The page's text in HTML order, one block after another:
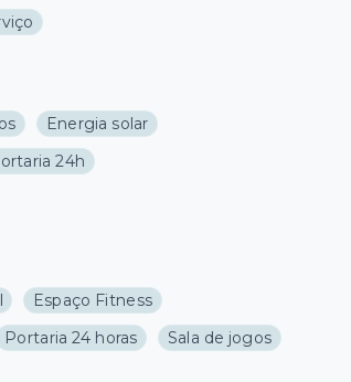
Energia solar
24h
Espaço Fitness
Portaria 24 horas
Sala de jogos